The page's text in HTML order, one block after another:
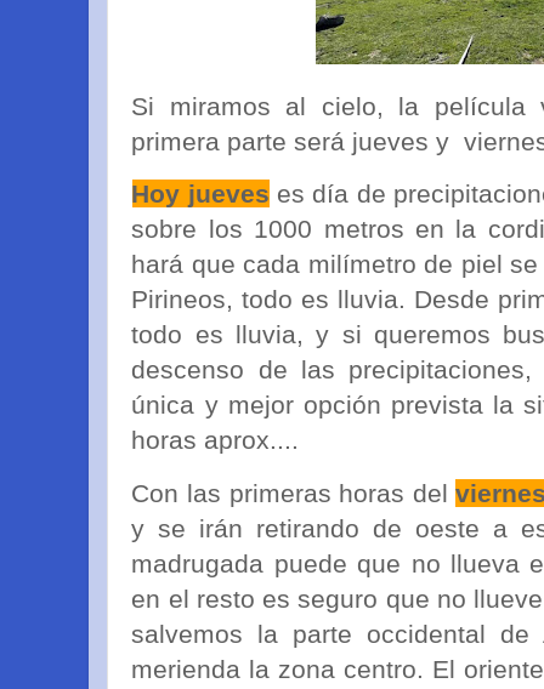
Si miramos al cielo, la película
primera parte será jueves y
Hoy jueves es día de
sobre los 1000 metros en la
hará que cada milímetro de piel
Pirineos, todo es lluvia. Desde
todo es lluvia, y si queremos
descenso de las
única y mejor opción prevista la
horas aprox....
Con las primeras horas del
y se irán retirando de oeste a
madrugada puede que no llueva
en el resto es seguro que no
salvemos la parte occidental
merienda la zona centro. El